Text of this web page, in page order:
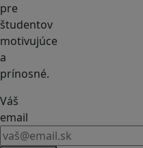
pre
študentov
motivujúce
a
prínosné.
Váš
email